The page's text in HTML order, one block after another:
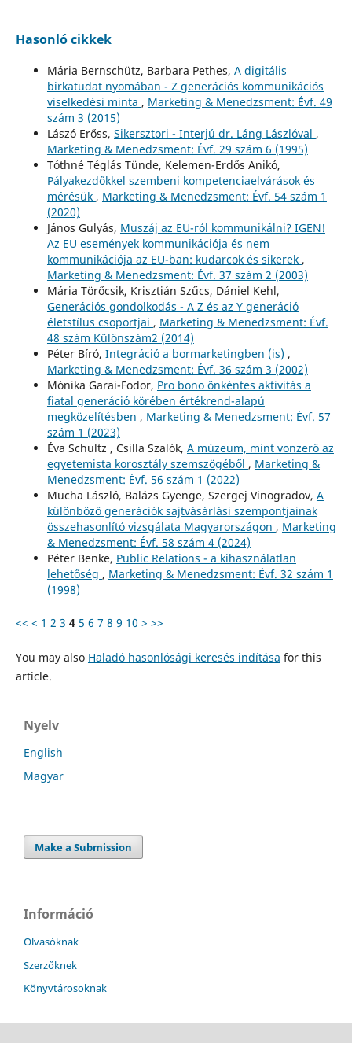
Hasonló cikkek
Mária Bernschütz, Barbara Pethes, A digitális
birkatudat nyomában - Z generációs kommunikációs
viselkedési minta , Marketing & Menedzsment: Évf. 49
szám 3 (2015)
Lászó Erőss, Sikersztori - Interjú dr. Láng Lászlóval ,
Marketing & Menedzsment: Évf. 29 szám 6 (1995)
Tóthné Téglás Tünde, Kelemen-Erdős Anikó,
Pályakezdőkkel szembeni kompetenciaelvárások és
mérésük , Marketing & Menedzsment: Évf. 54 szám 1
(2020)
János Gulyás, Muszáj az EU-ról kommunikálni? IGEN!
Az EU események kommunikációja és nem
kommunikációja az EU-ban: kudarcok és sikerek ,
Marketing & Menedzsment: Évf. 37 szám 2 (2003)
Mária Törőcsik, Krisztián Szűcs, Dániel Kehl,
Generációs gondolkodás - A Z és az Y generáció
életstílus csoportjai , Marketing & Menedzsment: Évf.
48 szám Különszám2 (2014)
Péter Bíró, Integráció a bormarketingben (is) ,
Marketing & Menedzsment: Évf. 36 szám 3 (2002)
Mónika Garai-Fodor, Pro bono önkéntes aktivitás a
fiatal generáció körében értékrend-alapú
megközelítésben , Marketing & Menedzsment: Évf. 57
szám 1 (2023)
Éva Schultz , Csilla Szalók, A múzeum, mint vonzerő az
egyetemista korosztály szemszögéből , Marketing &
Menedzsment: Évf. 56 szám 1 (2022)
Mucha László, Balázs Gyenge, Szergej Vinogradov, A
különböző generációk sajtvásárlási szempontjainak
összehasonlító vizsgálata Magyarországon , Marketing
& Menedzsment: Évf. 58 szám 4 (2024)
Péter Benke, Public Relations - a kihasználatlan
lehetőség , Marketing & Menedzsment: Évf. 32 szám 1
(1998)
<< < 1 2 3 4 5 6 7 8 9 10 > >>
You may also Haladó hasonlósági keresés indítása for this
article.
Nyelv
English
Magyar
Make a Submission
Információ
Olvasóknak
Szerzőknek
Könyvtárosoknak